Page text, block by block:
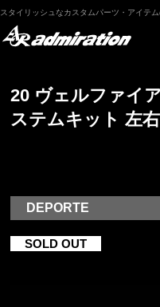
スタイリッシュなカスタムパーツ・アイテム
20 ヴェルファイ
ステムキット 左
DEPORTE
SOLD OUT